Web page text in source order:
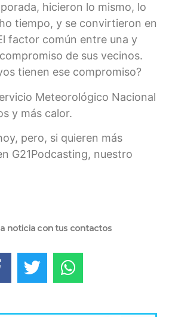
hicieron lo mismo, lo
tiempo, y se convirtieron en
factor común entre una y
de sus vecinos.
tienen ese compromiso?
Meteorológico Nacional
y más calor.
pero, si quieren más
G21Podcasting, nuestro
noticia con tus contactos